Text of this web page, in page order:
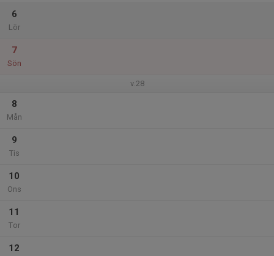
6
Lör
7
Sön
v.28
8
Mån
9
Tis
10
Ons
11
Tor
12